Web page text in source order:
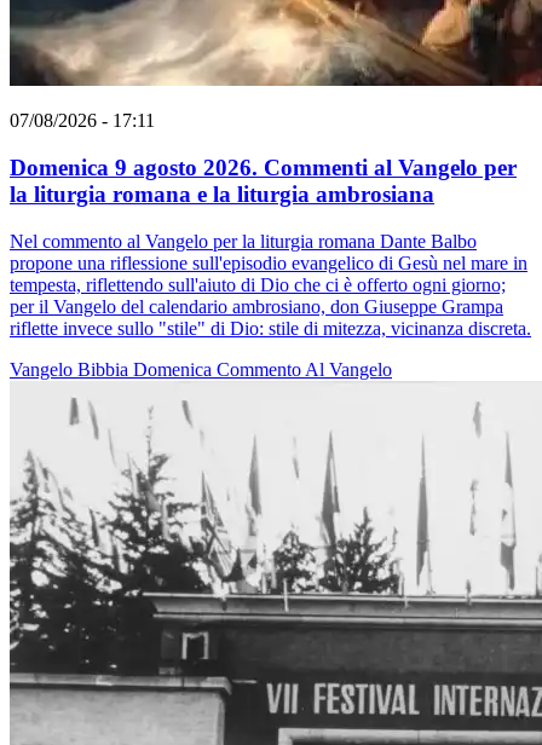
07/08/2026 - 17:11
Domenica 9 agosto 2026. Commenti al Vangelo per
la liturgia romana e la liturgia ambrosiana
Nel commento al Vangelo per la liturgia romana Dante Balbo
propone una riflessione sull'episodio evangelico di Gesù nel mare in
tempesta, riflettendo sull'aiuto di Dio che ci è offerto ogni giorno;
per il Vangelo del calendario ambrosiano, don Giuseppe Grampa
riflette invece sullo "stile" di Dio: stile di mitezza, vicinanza discreta.
Vangelo Bibbia Domenica Commento Al Vangelo